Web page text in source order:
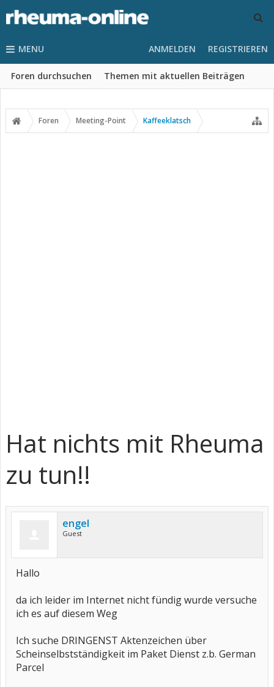
MENU
Foren durchsuchen Themen mit aktuellen Beiträgen
ANMELDEN REGISTRIEREN
Foren Meeting-Point Kaffeeklatsch
Hat nichts mit Rheuma
zu tun!!
engel
Guest
Hallo
da ich leider im Internet nicht fündig wurde versuche
ich es auf diesem Weg
Ich suche DRINGENST Aktenzeichen über
Scheinselbstständigkeit im Paket Dienst z.b. German
Parcel